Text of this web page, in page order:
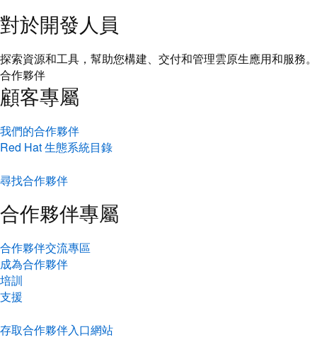
對於開發人員
探索資源和工具，幫助您構建、交付和管理雲原生應用和服務。
合作夥伴
顧客專屬
我們的合作夥伴
Red Hat 生態系統目錄
尋找合作夥伴
合作夥伴專屬
合作夥伴交流專區
成為合作夥伴
培訓
支援
存取合作夥伴入口網站